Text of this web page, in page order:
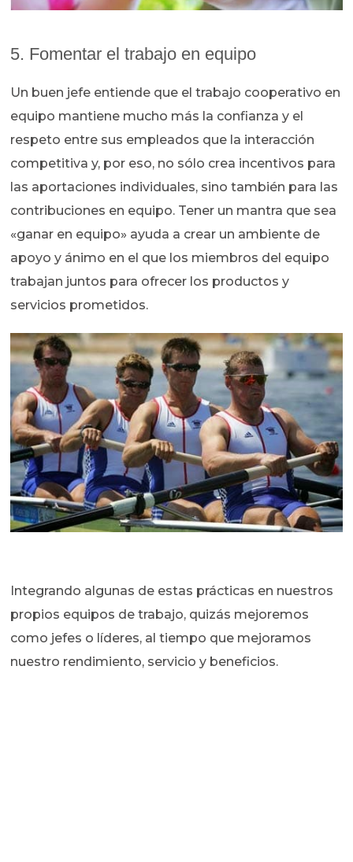
5. Fomentar el trabajo en equipo
Un buen jefe entiende que el trabajo cooperativo en
equipo mantiene mucho más la confianza y el
respeto entre sus empleados que la interacción
competitiva y, por eso, no sólo crea incentivos para
las aportaciones individuales, sino también para las
contribuciones en equipo. Tener un mantra que sea
«ganar en equipo» ayuda a crear un ambiente de
apoyo y ánimo en el que los miembros del equipo
trabajan juntos para ofrecer los productos y
servicios prometidos.
Integrando algunas de estas prácticas en nuestros
propios equipos de trabajo, quizás mejoremos
como jefes o líderes, al tiempo que mejoramos
nuestro rendimiento, servicio y beneficios.